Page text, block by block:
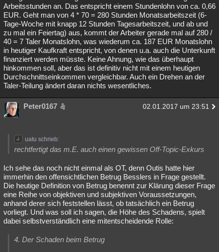
Arbeitsstunden an. Das entspricht einem Stundenlohn von ca. 0,66
EUR. Geht man von 4 * 70 = 280 Stunden Monatsarbeitszeit (6-
Tage-Woche mit knapp 12 Stunden Tagesarbeitszeit, und ab und
zu mal ein Feiertag) aus, kommt der Arbeiter gerade mal auf 280 /
40 = 7 Taler Monatslohn, was wiederum ca. 187 EUR Monatslohn
in heutiger Kaufkraft entspricht, von denen u.a. auch die Unterkunft
finanziert werden müsste. Keine Ahnung, wie das überhaupt
hinkommen soll, aber das ist definitiv nicht mit einem heutigen
Durchschnittseinkommen vergleichbar. Auch ein Drehen an der
Taler-Teilung ändert daran nichts wesentliches.
Peter0167 02.01.2017 um 23:51
uatu schrieb:
rechtfertigt das m.E. auch einen gewissen Off-Topic-Exkurs
Ich sehe das noch nicht einmal als OT, denn Outis hatte hier
immerhin den offensichtlichen Betrug Besslers in Frage gestellt.
Die heutige Definition von Betrug benennt zur Klärung dieser Frage
eine Reihe von objektiven und subjektiven Voraussetzungen,
anhand derer sich feststellen lässt, ob tatsächlich ein Betrug
vorliegt. Und was soll ich sagen, die Höhe des Schadens, spielt
dabei selbstverständlich eine mitentscheidende Rolle:
4. Der Schaden beim Betrug